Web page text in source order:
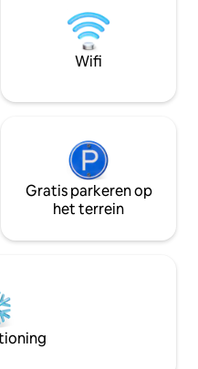
en
en een
het
Wifi
Gratis parkeren op
het terrein